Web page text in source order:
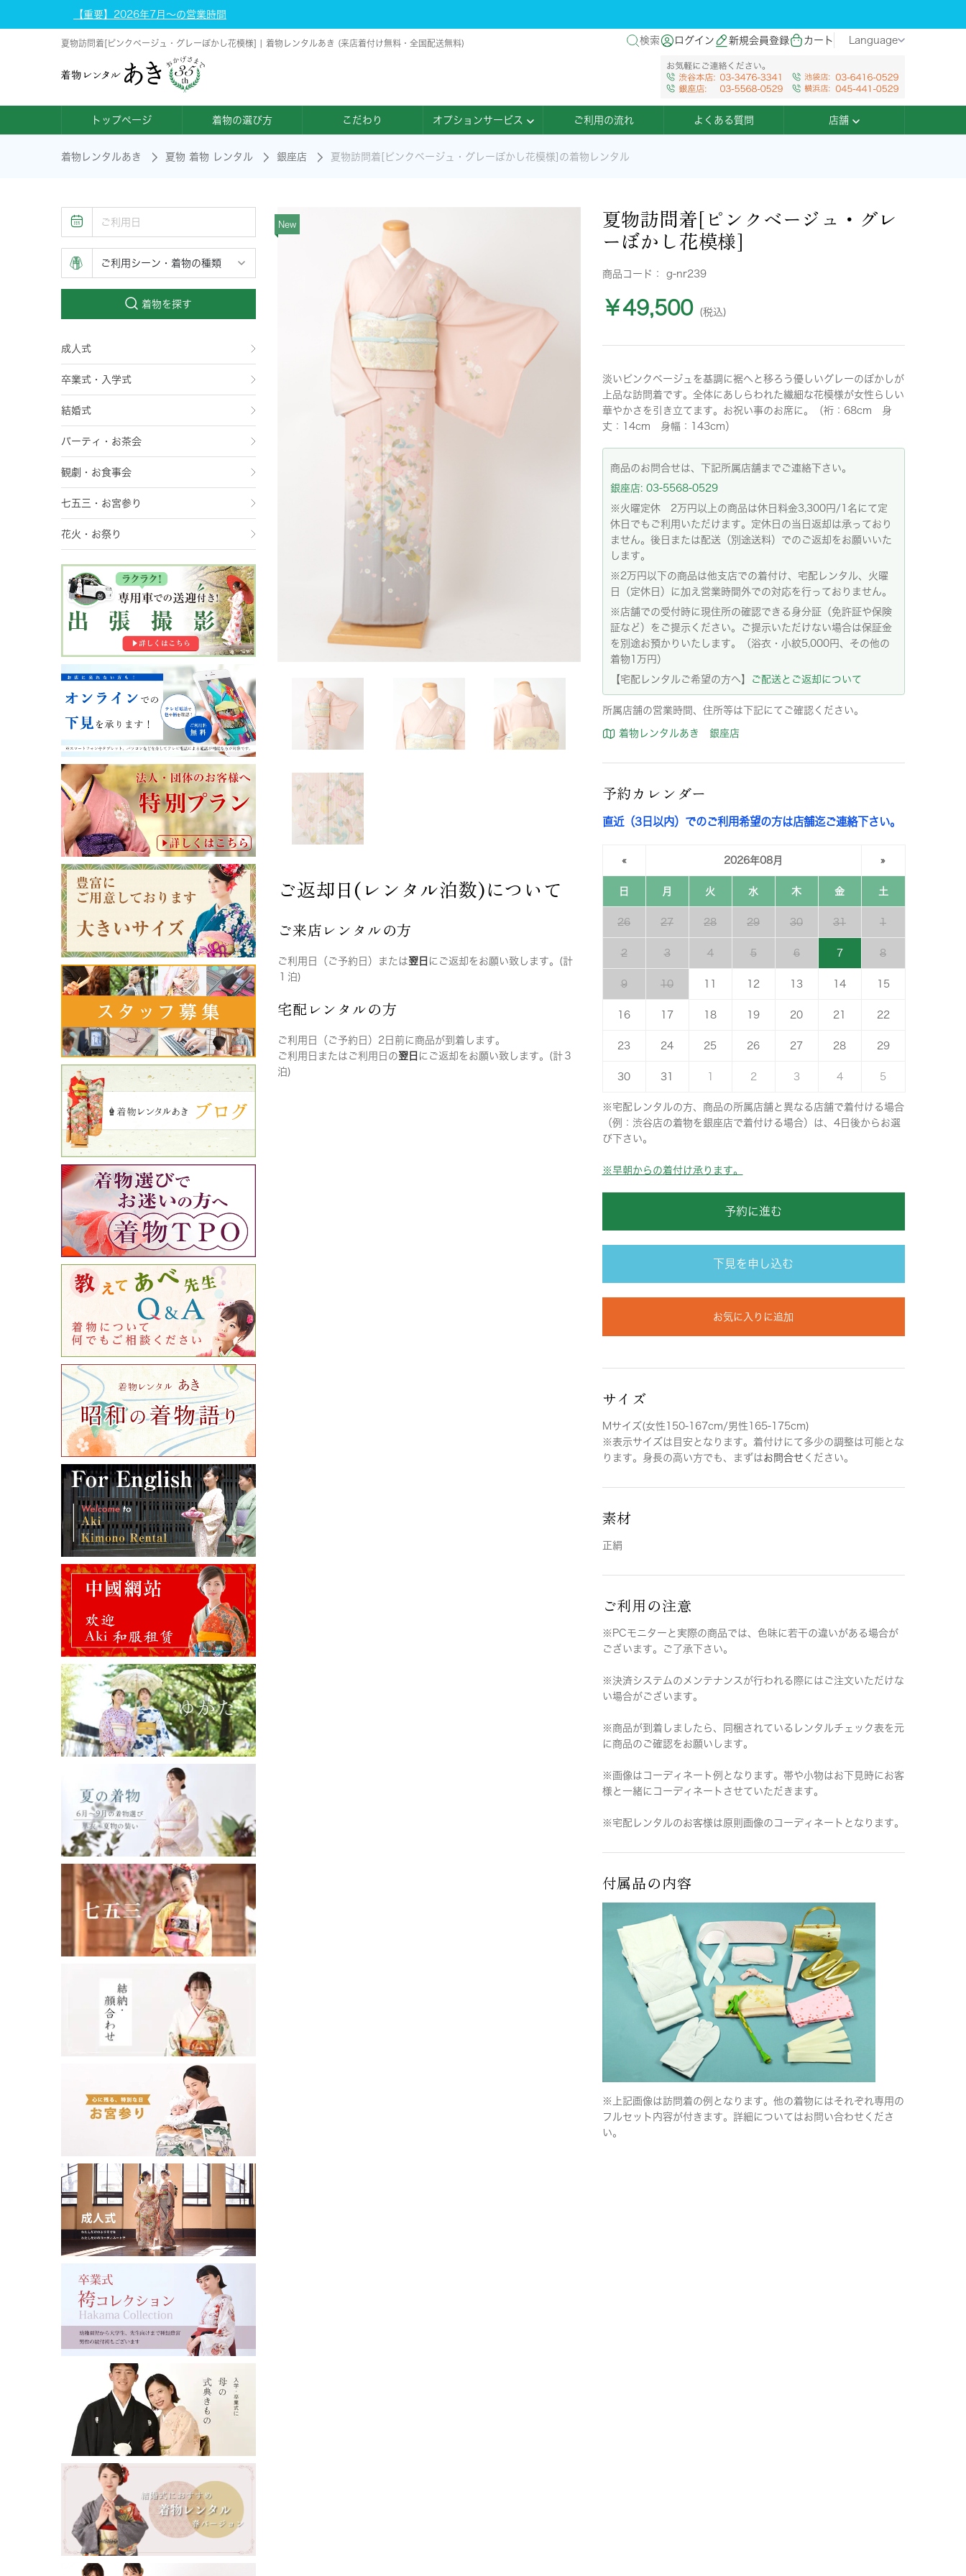
【重要】2026年7月～の営業時間
夏物訪問着[ピンクベージュ・グレーぼかし花模様] | 着物レンタルあき (来店着付け無料・全国配送無料) 検索 ログイン 新規会員登録 カート Language
トップページ 着物の選び方 こだわり オプションサービス ご利用の流れ よくある質問 店舗
着物レンタルあき 夏物 着物 レンタル 銀座店 夏物訪問着[ピンクベージュ・グレーぼかし花模様]の着物レンタル
着物を探す
成人式
卒業式・入学式
結婚式
パーティ・お茶会
観劇・お食事会
七五三・お宮参り
花火・お祭り
New
ご返却日(レンタル泊数)について
ご来店レンタルの方
ご利用日（ご予約日）または翌日 にご返却をお願い致します。(計
１泊)
宅配レンタルの方
ご利用日（ご予約日）2日前に商品が到着します。
ご利用日またはご利用日の翌日 にご返却をお願い致します。(計３
泊)
夏物訪問着[ピンクベージュ・グレ
ーぼかし花模様]
商品コード： g-nr239
￥49,500 (税込)
淡いピンクベージュを基調に裾へと移ろう優しいグレーのぼかしが
上品な訪問着です。全体にあしらわれた繊細な花模様が女性らしい
華やかさを引き立てます。お祝い事のお席に。（裄：68cm 身
丈：14cm 身幅：143cm）
商品のお問合せは、下記所属店舗までご連絡下さい。
銀座店: 03-5568-0529
※火曜定休 2万円以上の商品は休日料金3,300円/1名にて定
休日でもご利用いただけます。定休日の当日返却は承っており
ません。後日または配送（別途送料）でのご返却をお願いいた
します。
※2万円以下の商品は他支店での着付け、宅配レンタル、火曜
日（定休日）に加え営業時間外での対応を行っておりません。
※店舗での受付時に現住所の確認できる身分証（免許証や保険
証など）をご提示ください。ご提示いただけない場合は保証金
を別途お預かりいたします。（浴衣・小紋5,000円、その他の
着物1万円）
【宅配レンタルご希望の方へ】
ご配送とご返却について
所属店舗の営業時間、住所等は下記にてご確認ください。
着物レンタルあき 銀座店
予約カレンダー
直近（3日以内）でのご利用希望の方は店舗迄ご連絡下さい。
« 2026年08月 »
日 月 火 水 木 金 土
26 27 28 29 30 31 1
2 3 4 5 6 7 8
9 10 12 13 14 15
16 17 18 19 20 21 22
23 24 25 26 27 28 29
30 31 2 3 4 5
※宅配レンタルの方、商品の所属店舗と異なる店舗で着付ける場合
（例：渋谷店の着物を銀座店で着付ける場合）は、4日後からお選
び下さい。
※早朝からの着付け承ります。
予約に進む
下見を申し込む
お気に入りに追加
サイズ
Mサイズ(女性150-167cm/男性165-175cm)
※表示サイズは目安となります。着付けにて多少の調整は可能とな
ります。身長の高い方でも、まずはお問合せ ください。
素材
正絹
ご利用の注意
※PCモニターと実際の商品では、色味に若干の違いがある場合が
ございます。ご了承下さい。
※決済システムのメンテナンスが行われる際にはご注文いただけな
い場合がございます。
※商品が到着しましたら、同梱されているレンタルチェック表を元
に商品のご確認をお願いします。
※画像はコーディネート例となります。帯や小物はお下見時にお客
様と一緒にコーディネートさせていただきます。
※宅配レンタルのお客様は原則画像のコーディネートとなります。
付属品の内容
※上記画像は訪問着の例となります。他の着物にはそれぞれ専用の
フルセット内容が付きます。詳細についてはお問い合わせくださ
い。